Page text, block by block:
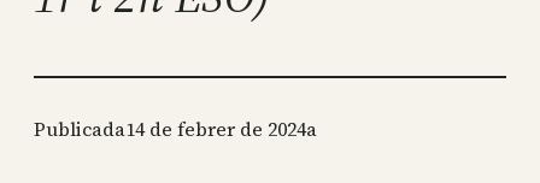
Publicada14 de febrer de 2024a